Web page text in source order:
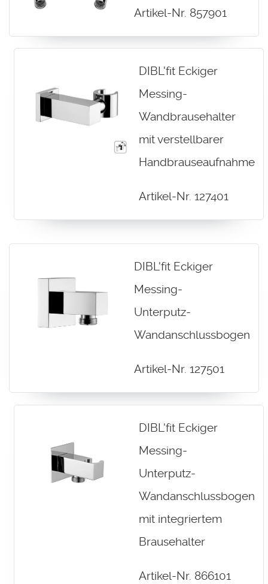
Artikel-Nr. 857901
DIBL'fit Eckiger
Messing-
Wandbrausehalter
mit verstellbarer
Handbrauseaufnahme
Artikel-Nr. 127401
DIBL'fit Eckiger
Messing-
Unterputz-
Wandanschlussbogen
Artikel-Nr. 127501
DIBL'fit Eckiger
Messing-
Unterputz-
Wandanschlussbogen
mit integriertem
Brausehalter
Artikel-Nr. 866101